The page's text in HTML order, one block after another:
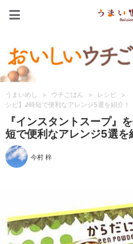
うまいめし > ウチごはん > レシピ >
シピ】♪時短で便利なアレンジ5選を紹介！
『インスタントスープ』
短で便利なアレンジ5選を
今村 梓